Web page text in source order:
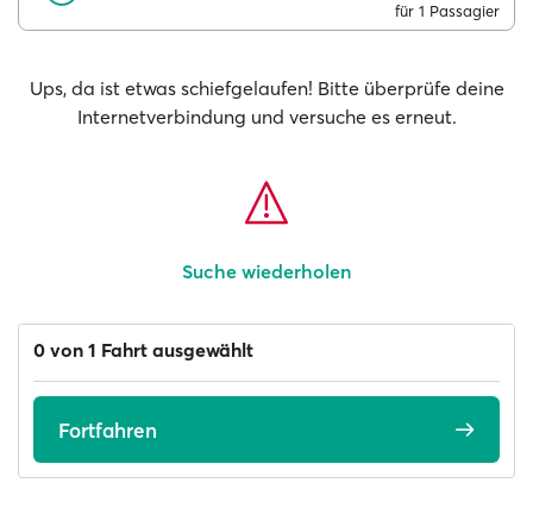
für 1 Passagier
Ups, da ist etwas schiefgelaufen! Bitte überprüfe deine
Internetverbindung und versuche es erneut.
Suche wiederholen
0 von 1 Fahrt ausgewählt
Fortfahren